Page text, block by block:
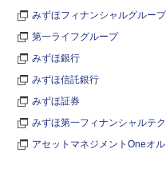
みずほフィナンシャルグループ
第一ライフグループ
みずほ銀行
みずほ信託銀行
みずほ証券
みずほ第一フィナンシャルテ
アセットマネジメントOneオ